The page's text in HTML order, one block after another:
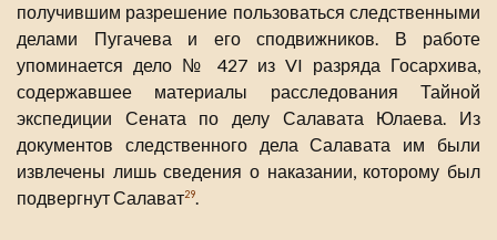
получившим разрешение пользоваться следственными
делами Пугачева и его сподвижников. В работе
упоминается дело № 427 из VI разряда Госархива,
содержавшее материалы расследования Тайной
экспедиции Сената по делу Салавата Юлаева. Из
документов следственного дела Салавата им были
извлечены лишь сведения о наказании, которому был
подвергнут Салават29.